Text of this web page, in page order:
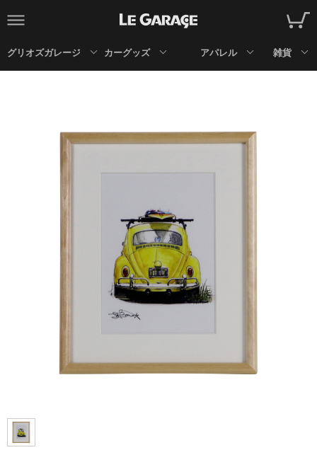
グリオズガレージ カーグッズ アパレル 雑貨